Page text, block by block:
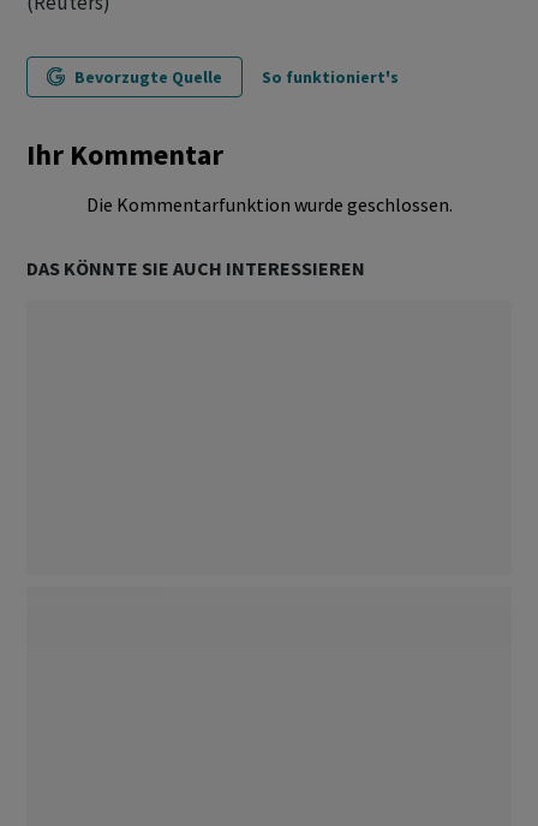
Bevorzugte Quelle So funktioniert's
Ihr Kommentar
Die Kommentarfunktion wurde geschlossen.
DAS KÖNNTE SIE AUCH INTERESSIEREN